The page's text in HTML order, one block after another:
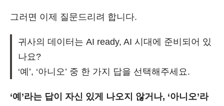
그러면 이제 질문드리려 합니다.
귀사의 데이터는 AI ready, AI 시대에 준비되어 있
나요?
‘예’, ‘아니오’ 중 한 가지 답을 선택해주세요.
‘예’라는 답이 자신 있게 나오지 않거나, ‘아니오’라